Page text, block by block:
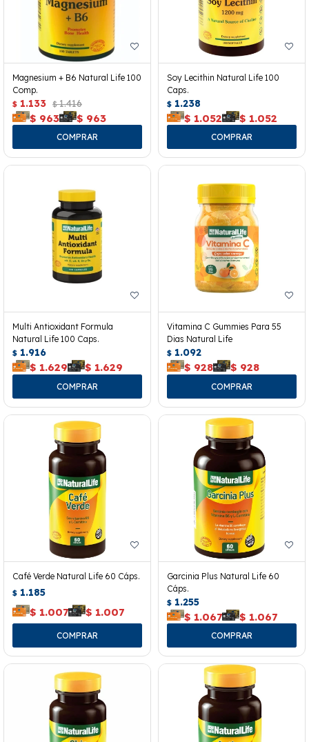
Magnesium + B6 Natural Life 100
Comp.
$ 1.133 $ 1.416
$ 963 $ 963
Soy Lecithin Natural Life 100
Caps.
$ 1.238
$ 1.052 $ 1.052
Multi Antioxidant Formula
Natural Life 100 Caps.
$ 1.916
$ 1.629 $ 1.629
Vitamina C Gummies Para 55
Dias Natural Life
$ 1.092
$ 928 $ 928
Café Verde Natural Life 60 Cáps.
$ 1.185
$ 1.007 $ 1.007
Garcinia Plus Natural Life 60
Cáps.
$ 1.255
$ 1.067 $ 1.067